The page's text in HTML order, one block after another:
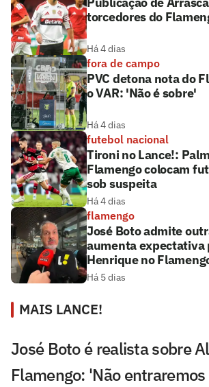
torcedores do
Há 4 dias
fora de campo
PVC detona nota do
o VAR: 'Não é sobre'
Há 4 dias
futebol nacional
Tironi no Lance!:
Flamengo colocam
sob suspeita
Há 4 dias
flamengo
José Boto admite
aumenta expectativa
Henrique no
Há 5 dias
MAIS LANCE!
José Boto é realista sobre
Flamengo: 'Não